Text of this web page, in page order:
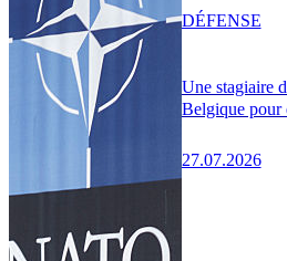
Une stagiaire
Belgique pour
27.07.2026
DÉFENSE